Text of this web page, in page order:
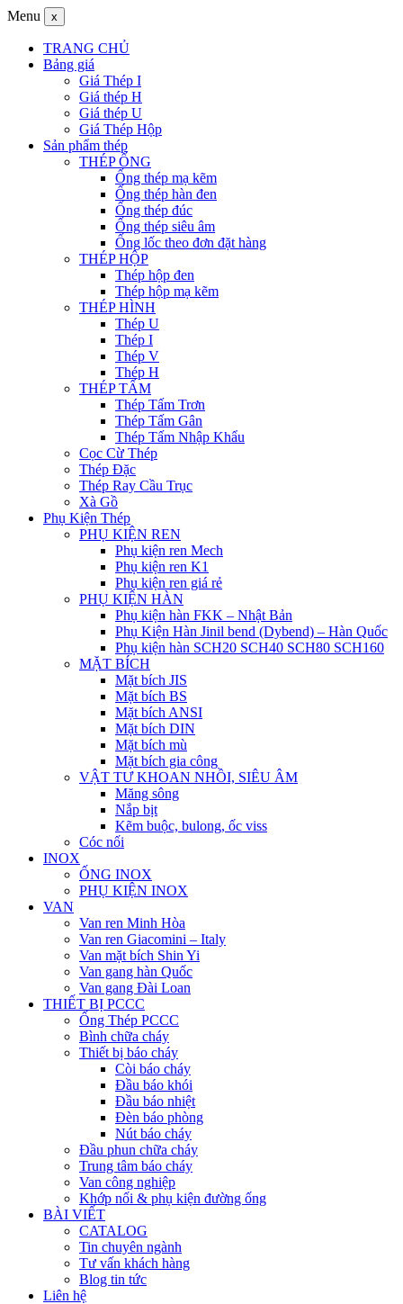
Menu x
TRANG CHỦ
Bảng giá
Giá Thép I
Giá thép H
Giá thép U
Giá Thép Hộp
Sản phẩm thép
THÉP ỐNG
Ống thép mạ kẽm
Ống thép hàn đen
Ống thép đúc
Ống thép siêu âm
Ống lốc theo đơn đặt hàng
THÉP HỘP
Thép hộp đen
Thép hộp mạ kẽm
THÉP HÌNH
Thép U
Thép I
Thép V
Thép H
THÉP TẤM
Thép Tấm Trơn
Thép Tấm Gân
Thép Tấm Nhập Khẩu
Cọc Cừ Thép
Thép Đặc
Thép Ray Cầu Trục
Xà Gồ
Phụ Kiện Thép
PHỤ KIỆN REN
Phụ kiện ren Mech
Phụ kiện ren K1
Phụ kiện ren giá rẻ
PHỤ KIỆN HÀN
Phụ kiện hàn FKK – Nhật Bản
Phụ Kiện Hàn Jinil bend (Dybend) – Hàn Quốc
Phụ kiện hàn SCH20 SCH40 SCH80 SCH160
MẶT BÍCH
Mặt bích JIS
Mặt bích BS
Mặt bích ANSI
Mặt bích DIN
Mặt bích mù
Mặt bích gia công
VẬT TƯ KHOAN NHỒI, SIÊU ÂM
Măng sông
Nắp bịt
Kẽm buộc, bulong, ốc viss
Cóc nối
INOX
ỐNG INOX
PHỤ KIỆN INOX
VAN
Van ren Minh Hòa
Van ren Giacomini – Italy
Van mặt bích Shin Yi
Van gang hàn Quốc
Van gang Đài Loan
THIẾT BỊ PCCC
Ống Thép PCCC
Bình chữa cháy
Thiết bị báo cháy
Còi báo cháy
Đầu báo khói
Đầu báo nhiệt
Đèn báo phòng
Nút báo cháy
Đầu phun chữa cháy
Trung tâm báo cháy
Van công nghiệp
Khớp nối & phụ kiện đường ống
BÀI VIẾT
CATALOG
Tin chuyên ngành
Tư vấn khách hàng
Blog tin tức
Liên hệ